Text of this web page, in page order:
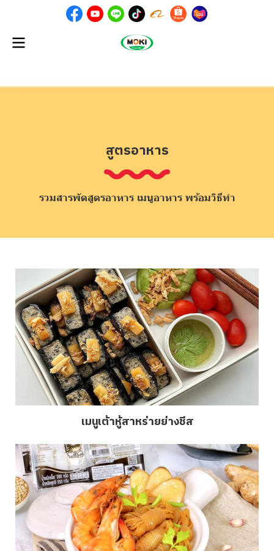
สูตรอาหาร
รวมสารพัดสูตรอาหาร เมนูอาหาร พร้อมวิธีทำ
เมนูเต้าหู้สาหร่ายย่างชีส